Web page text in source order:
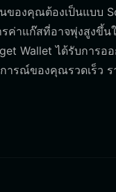
ของคุณต้องเป็นแบบ
ค่าแก๊สที่อาจพุ่งสูงขึ้
Wallet ได้รับการอ
ารณ์ของคุณรวดเร็ว